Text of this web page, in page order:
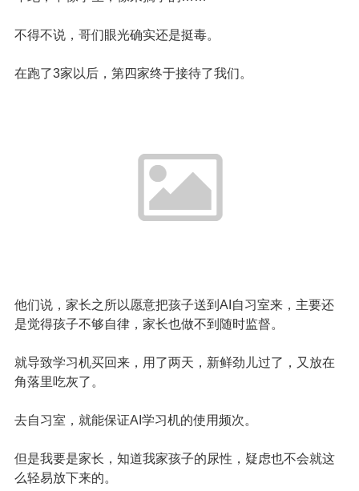
不得不说，哥们眼光确实还是挺毒。
在跑了3家以后，第四家终于接待了我们。
他们说，家长之所以愿意把孩子送到AI自习室来，主要还
是觉得孩子不够自律，家长也做不到随时监督。
就导致学习机买回来，用了两天，新鲜劲儿过了，又放在
角落里吃灰了。
去自习室，就能保证AI学习机的使用频次。
但是我要是家长，知道我家孩子的尿性，疑虑也不会就这
么轻易放下来的。